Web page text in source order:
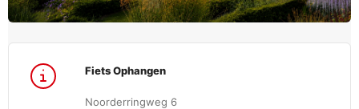
Fiets Ophangen
Noorderringweg 6